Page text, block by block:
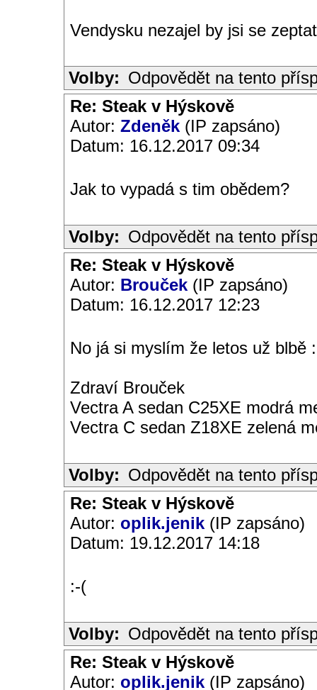
Vendysku nezajel by jsi se
Volby: Odpovědět na tento
Re: Steak v Hýskově
Autor: Zdeněk (IP zapsáno)
Datum: 16.12.2017 09:34
Jak to vypadá s tim obědem?
Volby: Odpovědět na tento
Re: Steak v Hýskově
Autor: Brouček (IP zapsáno)
Datum: 16.12.2017 12:23
No já si myslím že letos už blbě
Zdraví Brouček
Vectra A sedan C25XE modrá
Vectra C sedan Z18XE zelená
Volby: Odpovědět na tento
Re: Steak v Hýskově
Autor: oplik.jenik (IP zapsáno)
Datum: 19.12.2017 14:18
:-(
Volby: Odpovědět na tento
Re: Steak v Hýskově
Autor: oplik.jenik (IP zapsáno)